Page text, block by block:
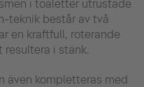
i toaletter utrustade
teknik består av två
en kraftfull, roterande
resultera i stänk.
även kompletteras med